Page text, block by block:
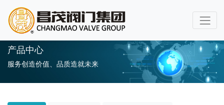
产品中心
服务创造价值、品质造就未来